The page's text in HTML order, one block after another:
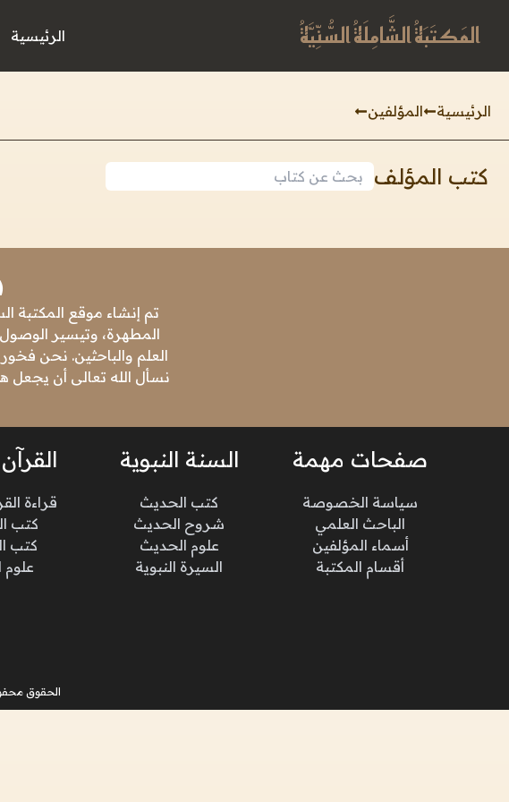
المَكتَبَةُ الشَّامِلَةُ السُّنِّيَّةُ الرئيسية
الرئيسية المؤلفين
كتب المؤلف
تم إنشاء موقع المكتبة
المطهرة، وتيسير الوصول
العلم والباحثين. نحن
نسأل الله تعالى أن يجعل
صفحات مهمة
سياسة الخصوصة
الباحث العلمي
أسماء المؤلفين
أقسام المكتبة
السنة النبوية
كتب الحديث
شروح الحديث
علوم الحديث
السيرة النبوية
قراءة
كتب
كتب
علوم
الحقوق